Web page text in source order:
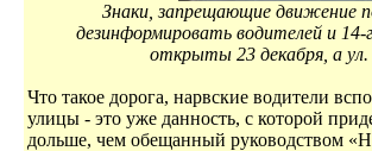
Знаки, запрещающие движение
дезинформировать водителей и
открыты 23 декабря, а ул.
Что такое дорога, нарвские водители
улицы - это уже данность, с которой
дольше, чем обещанный руководством